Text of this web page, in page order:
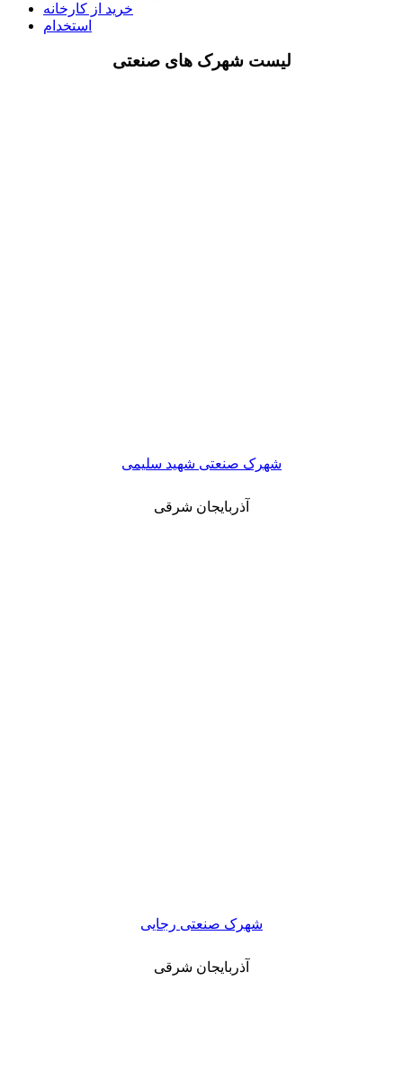
خرید از کارخانه
استخدام
لیست شهرک های صنعتی
شهرک صنعتی شهید سلیمی
آذربایجان شرقی
شهرک صنعتی رجایی
آذربایجان شرقی